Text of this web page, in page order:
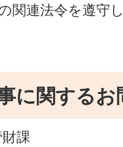
関連法令を遵守
に関するお
課